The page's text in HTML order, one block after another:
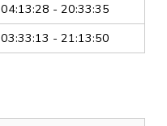
04:13:28 - 20:33:35
03:33:13 - 21:13:50